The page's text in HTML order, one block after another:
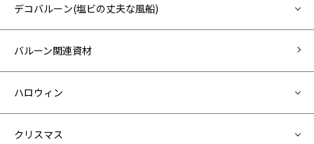
デコバルーン(塩ビの丈夫な風船)
バルーン関連資材
ハロウィン
クリスマス